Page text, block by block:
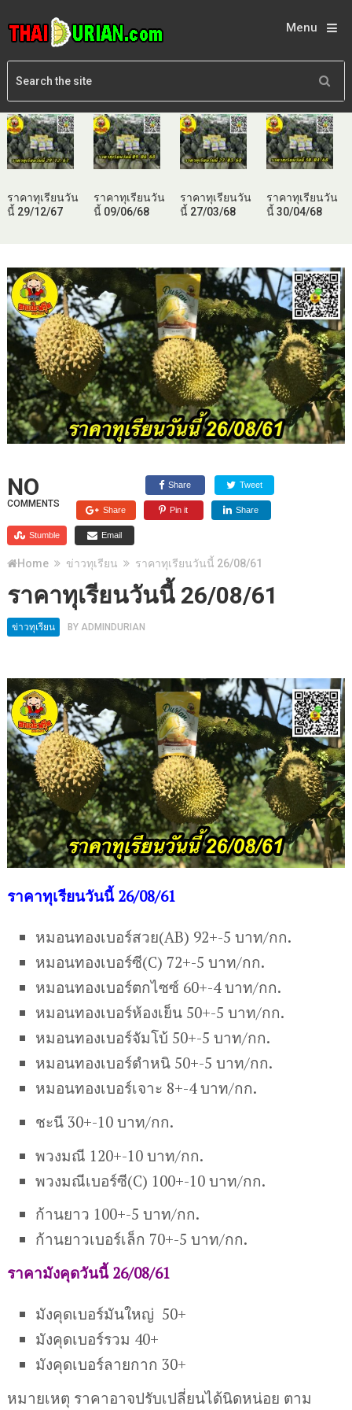
Menu
ราคาทุเรียนวัน
นี้ 29/12/67
ราคาทุเรียนวัน
นี้ 09/06/68
ราคาทุเรียนวัน
นี้ 27/03/68
ราคาทุเรียนวัน
นี้ 30/04/68
NO
COMMENTS
Share Tweet
Share Pin it Share
Stumble Email
Home ข่าวทุเรียน ราคาทุเรียนวันนี้ 26/08/61
ราคาทุเรียนวันนี้ 26/08/61
ข่าวทุเรียน BY ADMINDURIAN
ราคาทุเรียนวันนี้ 26/08/61
หมอนทองเบอร์สวย(AB) 92+-5 บาท/กก.
หมอนทองเบอร์ซี(C) 72+-5 บาท/กก.
หมอนทองเบอร์ตกไซซ์ 60+-4 บาท/กก.
หมอนทองเบอร์ห้องเย็น 50+-5 บาท/กก.
หมอนทองเบอร์จัมโบ้ 50+-5 บาท/กก.
หมอนทองเบอร์ตำหนิ 50+-5 บาท/กก.
หมอนทองเบอร์เจาะ 8+-4 บาท/กก.
ชะนี 30+-10 บาท/กก.
พวงมณี 120+-10 บาท/กก.
พวงมณีเบอร์ซี(C) 100+-10 บาท/กก.
ก้านยาว 100+-5 บาท/กก.
ก้านยาวเบอร์เล็ก 70+-5 บาท/กก.
ราคามังคุดวันนี้ 26/08/61
มังคุดเบอร์มันใหญ่ 50+
มังคุดเบอร์รวม 40+
มังคุดเบอร์ลายกาก 30+
หมายเหตุ ราคาอาจปรับเปลี่ยนได้นิดหน่อย ตาม